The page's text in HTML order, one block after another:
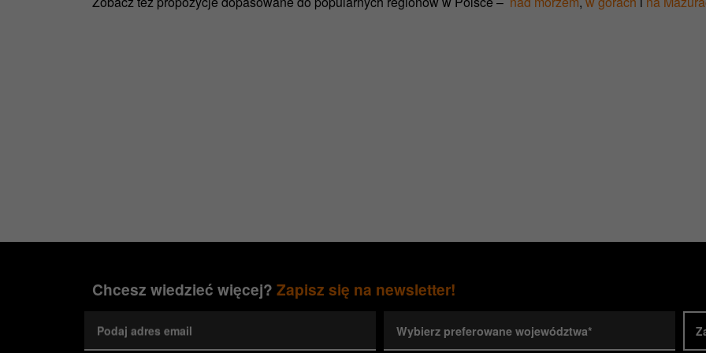
Chcesz wiedzieć więcej? Zapisz się na newsletter!
Podaj adres email Wybierz preferowane województwa*